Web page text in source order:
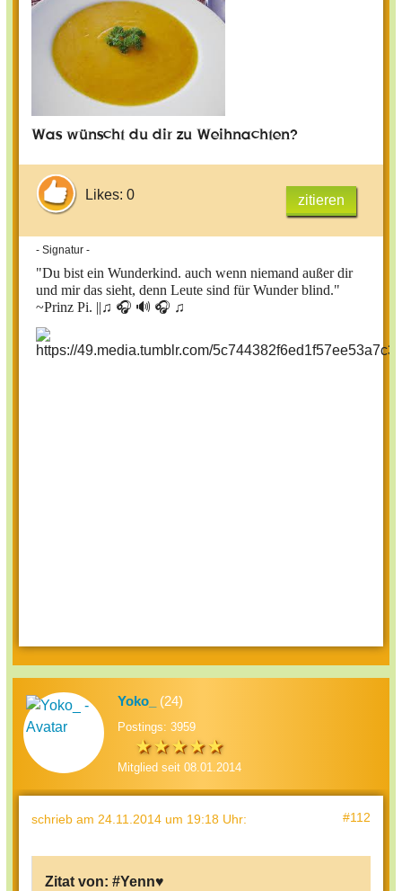
Was hast du zuletzt gegessen?
Was wünscht du dir zu Weihnachten?
Likes: 0 zitieren
- Signatur -
"Du bist ein Wunderkind. auch wenn niemand außer dir
und mir das sieht, denn Leute sind für Wunder blind."
~Prinz Pi. ||♫ 🎧 🔊 🎧 ♫
Yoko_ (24)
Postings: 3959
Mitglied seit 08.01.2014
schrieb am 24.11.2014 um 19:18 Uhr: #112
Zitat von: #Yenn♥